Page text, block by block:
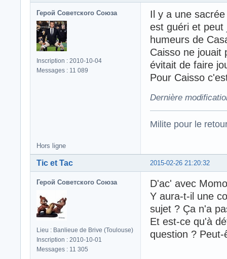
Герой Советского Союза
Inscription : 2010-10-04
Messages : 11 089
Il y a une
est guéri et peut
humeurs de
Caisso ne jouait
évitait de faire
Pour Caisso
Dernière
Milite pour le
Hors ligne
2015-02-26 21:20:32
Tic et Tac
Герой Советского Союза
Lieu : Banlieue de Brive (Toulouse)
Inscription : 2010-10-01
Messages : 11 305
D'ac' avec
Y aura-t-il une
sujet ? Ça n'a
Et est-ce qu'à
question ?